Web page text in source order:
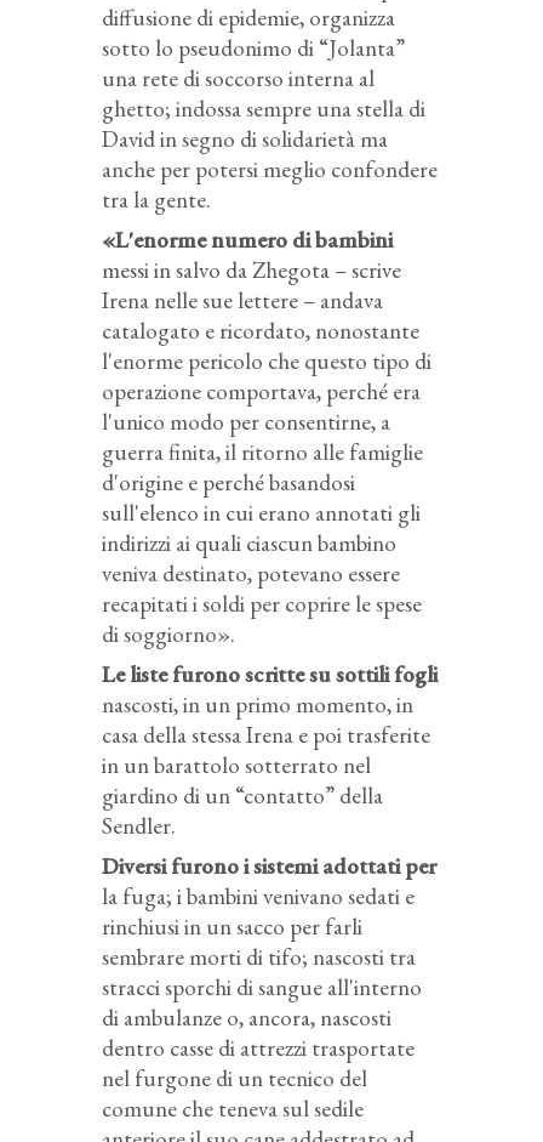
diffusione di epidemie, organizza
sotto lo pseudonimo di “Jolanta”
una rete di soccorso interna al
ghetto; indossa sempre una stella di
David in segno di solidarietà ma
anche per potersi meglio confondere
tra la gente.
«L'enorme numero di bambini
messi in salvo da Zhegota – scrive
Irena nelle sue lettere – andava
catalogato e ricordato, nonostante
l'enorme pericolo che questo tipo di
operazione comportava, perché era
l'unico modo per consentirne, a
guerra finita, il ritorno alle famiglie
d'origine e perché basandosi
sull'elenco in cui erano annotati gli
indirizzi ai quali ciascun bambino
veniva destinato, potevano essere
recapitati i soldi per coprire le spese
di soggiorno».
Le liste furono scritte su sottili fogli
nascosti, in un primo momento, in
casa della stessa Irena e poi trasferite
in un barattolo sotterrato nel
giardino di un “contatto” della
Sendler.
Diversi furono i sistemi adottati per
la fuga; i bambini venivano sedati e
rinchiusi in un sacco per farli
sembrare morti di tifo; nascosti tra
stracci sporchi di sangue all'interno
di ambulanze o, ancora, nascosti
dentro casse di attrezzi trasportate
nel furgone di un tecnico del
comune che teneva sul sedile